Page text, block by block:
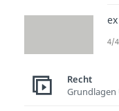
vor
4/
Recht